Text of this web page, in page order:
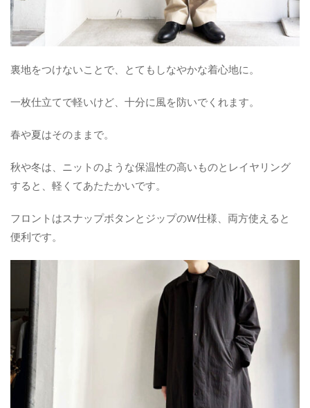
裏地をつけないことで、とてもしなやかな着心地に。
一枚仕立てで軽いけど、十分に風を防いでくれます。
春や夏はそのままで。
秋や冬は、ニットのような保温性の高いものとレイヤリング
すると、軽くてあたたかいです。
フロントはスナップボタンとジップのW仕様、両方使えると
便利です。